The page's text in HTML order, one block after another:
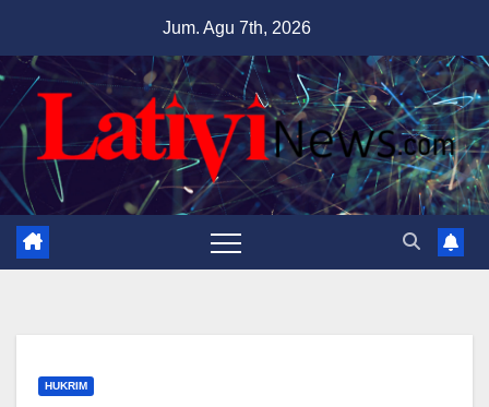
content
Jum. Agu 7th, 2026
HUKRIM